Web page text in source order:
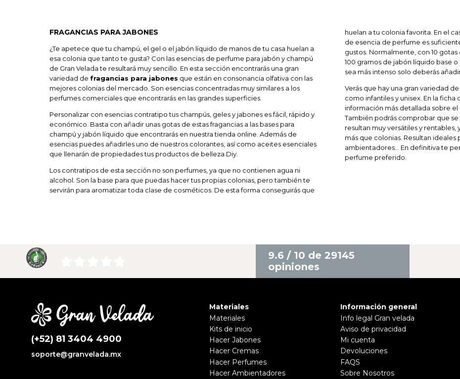
FRAGANCIAS PARA JABONES
¿Te apetece que tu champú, el gel o el jabón líquido de manos de tu casa huelan a
esa colonia que tanto te gusta? Con las esencias de perfume para jabón y champú
de Gran Velada te resultará muy sencillo. En esta sección encontrarás una gran
variedad de fragancias para jabones que están en consonancia olfativa con las
mejores colonias del mercado. Son esencias concentradas muy similares a los
perfumes comerciales que encontrarás en las grandes superficies.
Personalizar con esencias contratipo tus champús, geles y jabones es fácil, rápido y
económico. Basta con añadir unas gotas de estas fragancias a las bases para
champú y jabón líquido que encontrarás en nuestra tienda online. Además de
esencias puedes añadirles uno de nuestros colorantes, así como aceites esenciales
que llenarán de propiedades tus productos de belleza Diy.
Los contratipos de esta sección no son perfumes, ya que no contienen agua ni
alcohol. Son la base para que puedas hacer tus propias colonias, pero también te
servirán para aromatizar toda clase de cosméticos. De esta forma conseguirás que
huelan a tu colonia favorita. En el
de esencia de perfume es
gustos. Normalmente, con 10
100 gramos de jabón líquido base
sea más intenso solo deberás
Verás que hay una gran variedad
como infantiles y unisex. En la
información más detallada sobre
También podrás comprobar que se
resultan muy versátiles y
más que colonias. Resultan
ambientadores... En definitiva te
perfume preferido.
9.6 / 10 de 29145
opiniones
(+52) 81 3404 4900
soporte@granvelada.mx
Materiales
Materiales
Kits de inicio
Hacer Jabones
Hacer Cremas
Hacer Perfumes
Hacer Ambientadores
Información general
Info legal Gran velada
Aviso de privacidad
Mi cuenta
Devoluciones
FAQS
Sobre Nosotros